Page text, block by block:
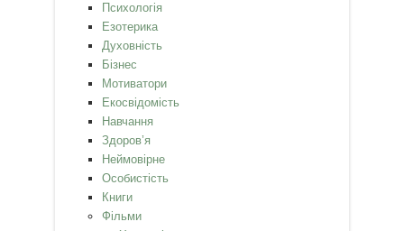
Психологія
Езотерика
Духовність
Бізнес
Мотиватори
Екосвідомість
Навчання
Здоров’я
Неймовірне
Особистість
Книги
Фільми